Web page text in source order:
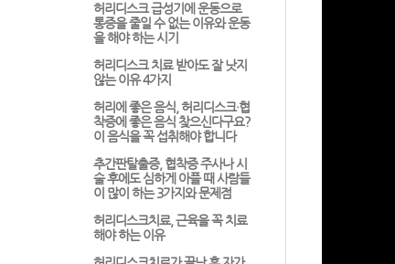
허리디스크 급성기에 운동으로
통증을 줄일 수 없는 이유와 운동
을 해야 하는 시기
허리디스크 치료 받아도 잘 낫지
않는 이유 4가지
허리에 좋은 음식, 허리디스크·협
착증에 좋은 음식 찾으신다구요?
이 음식을 꼭 섭취해야 합니다
추간판탈출증, 협착증 주사나 시
술 후에도 심하게 아플 때 사람들
이 많이 하는 3가지와 문제점
허리디스크치료, 근육을 꼭 치료
해야 하는 이유